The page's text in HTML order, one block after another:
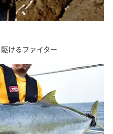
けるファイター